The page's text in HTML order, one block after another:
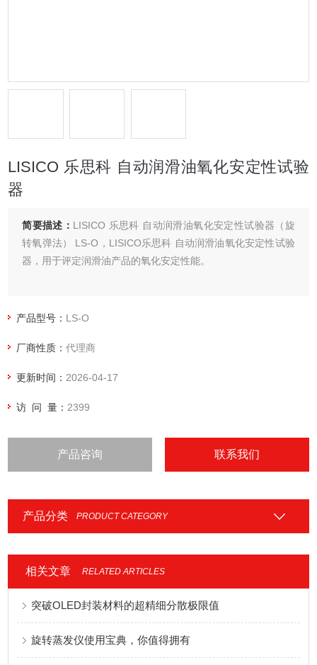
LISICO 乐思科 自动润滑油氧化安定性试验
器
简要描述： LISICO 乐思科 自动润滑油氧化安定性试验器（旋
转氧弹法） LS-O，LISICO乐思科 自动润滑油氧化安定性试验
器，用于评定润滑油产品的氧化安定性能。
产品型号： LS-O
厂商性质：代理商
更新时间： 2026-04-17
访 问 量： 2399
产品咨询 联系我们
产品分类 PRODUCT CATEGORY
相关文章 RELATED ARTICLES
突破OLED封装材料的超精细分散极限值
旋转蒸发仪使用宝典，你值得拥有